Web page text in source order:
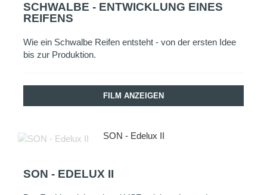
SCHWALBE - ENTWICKLUNG EINES
REIFENS
Wie ein Schwalbe Reifen entsteht - von der ersten Idee
bis zur Produktion.
FILM ANZEIGEN
SON - Edelux II
SON - EDELUX II